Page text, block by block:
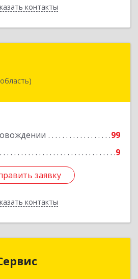
контакты
Назад
99
9
заявку
контакты
обл, Донецк г, 60-й кв-л,
заявку
Назад